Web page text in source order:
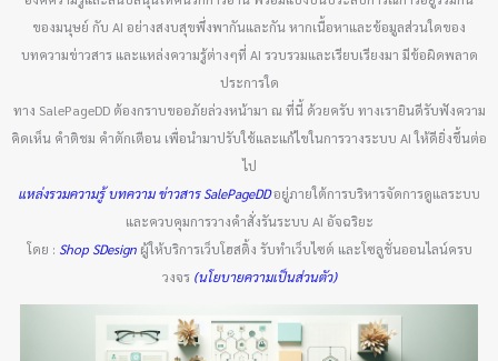
ของมนุษย์ กับ AI อย่างสงบสุขพึ่งพากันและกัน หากเนื้อหาและข้อมูลส่วนใดของ
บทความข่าวสาร และแหล่งความรู้ต่างๆที่ AI รวบรวมและเรียบเรียงมา มีข้อผิดพลาด
ประการใด
ทาง SalePageDD ต้องกราบขออภัยล่วงหน้ามา ณ ที่นี้ ด้วยครับ ทางเรายินดีรับฟังความ
คิดเห็น คำติชม คำตักเตือน เพื่อนำมาปรับใช้และแก้ไขในการวางระบบ AI ให้ดียิ่งขึ้นต่อ
ไป
แหล่งรวมความรู้ บทความ ข่าวสาร SalePageDDอยู่ภายใต้การบริหารจัดการดูแลระบบ
และควบคุมการวางคำสั่งรันระบบ AI อัจฉริยะ
โดย : Shop SDesign ผู้ให้บริการเว็บโฮสติ้ง รับทำเว็บไซต์ และโซลูชั่นออนไลน์ครบ
วงจร(นโยบายความเป็นส่วนตัว)